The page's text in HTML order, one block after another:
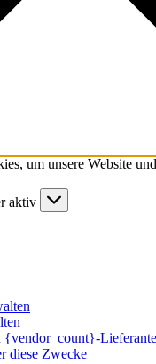
um unsere Website
aktiv
{vendor_count}-
diese Zwecke